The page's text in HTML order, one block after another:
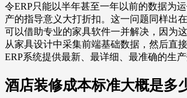
令ERP只能以半年甚至一年以前的数据为
产的指导意义大打折扣。这一问题同样出
可以借助专业的家具软件一并解决，因为
从家具设计中采集前端基础数据，然后直
ERP系统提供最新、最详细、最准确的生产
酒店装修成本标准大概是多